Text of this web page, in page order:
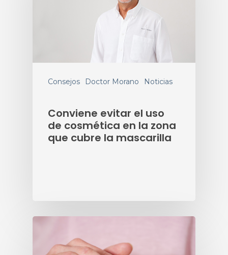
Consejos Doctor Morano Noticias
Conviene evitar el uso
de cosmética en la zona
que cubre la mascarilla